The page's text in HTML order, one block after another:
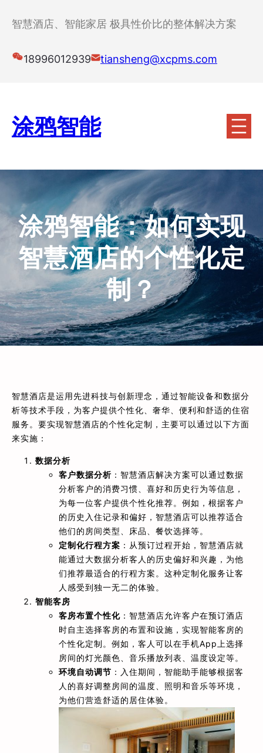
智慧酒店、智能家居 极具性价比的整体解决方案
18996012939 tiansheng@xcpms.com
涂鸦智能
涂鸦智能：如何实现
智慧酒店的个性化定
制？
智慧酒店是运用先进科技与创新理念，通过智能设备和数据分
析等技术手段，为客户提供个性化、奢华、便利和舒适的住宿
服务。要实现智慧酒店的个性化定制，主要可以通过以下方面
来实施：
数据分析
客户数据分析 ：智慧酒店解决方案可以通过数据
分析客户的消费习惯、喜好和历史行为等信息，
为每一位客户提供个性化推荐。例如，根据客户
的历史入住记录和偏好，智慧酒店可以推荐适合
他们的房间类型、床品、餐饮选择等。
定制化行程方案 ：从预订过程开始，智慧酒店就
能通过大数据分析客人的历史偏好和兴趣，为他
们推荐最适合的行程方案。这种定制化服务让客
人感受到独一无二的体验。
智能客房
客房布置个性化 ：智慧酒店允许客户在预订酒店
时自主选择客房的布置和设施，实现智能客房的
个性化定制。例如，客人可以在手机App上选择
房间的灯光颜色、音乐播放列表、温度设定等。
环境自动调节 ：入住期间，智能助手能够根据客
人的喜好调整房间的温度、照明和音乐等环境，
为他们营造舒适的居住体验。